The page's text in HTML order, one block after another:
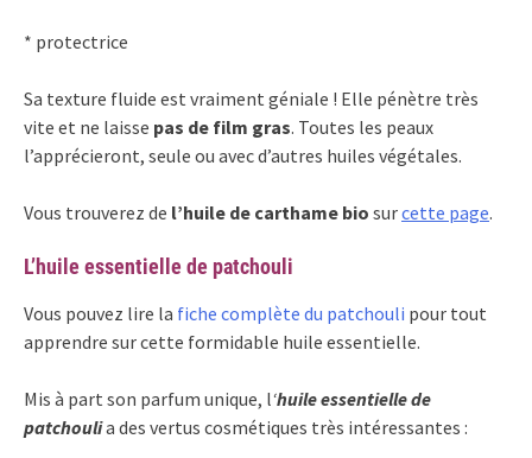
* protectrice
Sa texture fluide est vraiment géniale ! Elle pénètre très
vite et ne laisse pas de film gras. Toutes les peaux
l’apprécieront, seule ou avec d’autres huiles végétales.
Vous trouverez de l’huile de carthame bio surcette page.
L’huile essentielle de patchouli
Vous pouvez lire la fiche complète du patchouli pour tout
apprendre sur cette formidable huile essentielle.
Mis à part son parfum unique, l‘huile essentielle de
patchoulia des vertus cosmétiques très intéressantes :